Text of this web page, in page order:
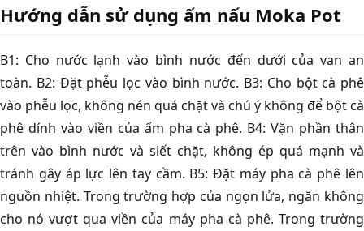
Hướng dẫn sử dụng ấm nấu Moka Pot
B1: Cho nước lạnh vào bình nước đến dưới của van an
toàn. B2: Đặt phễu lọc vào bình nước. B3: Cho bột cà phê
vào phễu lọc, không nén quá chặt và chú ý không để bột cà
phê dính vào viền của ấm pha cà phê. B4: Vặn phần thân
trên vào bình nước và siết chặt, không ép quá mạnh và
tránh gây áp lực lên tay cầm. B5: Đặt máy pha cà phê lên
nguồn nhiệt. Trong trường hợp của ngọn lửa, ngăn không
cho nó vượt qua viền của máy pha cà phê. Trong trường